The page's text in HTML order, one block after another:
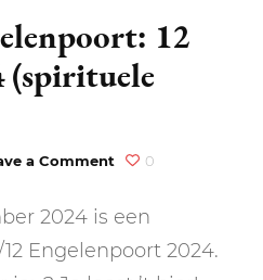
12
(spirituele
a Comment on
12
december
0
2024 is een
Engelenpoort 2024.